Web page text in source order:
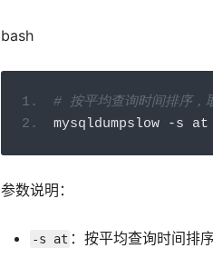
bash
# 按平均查询时间排序，
mysqldumpslow
-s at
参数说明：
-s at ：按平均查询时间排